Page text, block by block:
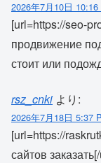
2026年7月10日 10:16
[url=https://seo-
продвижение
стоит или
rsz_cnki より:
2026年7月18日 5:37
[url=https://
сайтов